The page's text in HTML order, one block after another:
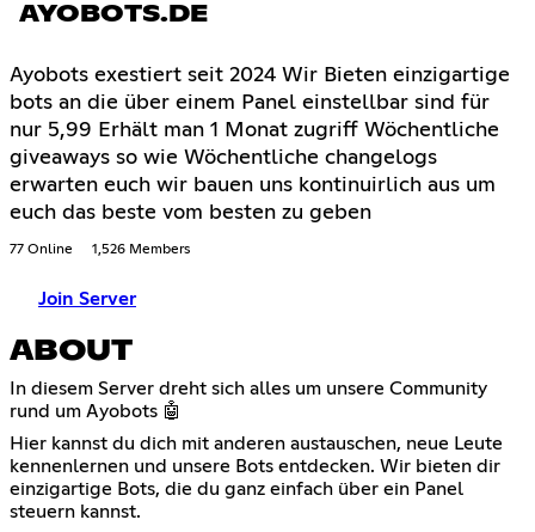
AYOBOTS.DE
Ayobots exestiert seit 2024 Wir Bieten einzigartige
bots an die über einem Panel einstellbar sind für
nur 5,99 Erhält man 1 Monat zugriff Wöchentliche
giveaways so wie Wöchentliche changelogs
erwarten euch wir bauen uns kontinuirlich aus um
euch das beste vom besten zu geben
77 Online 1,526 Members
Join Server
ABOUT
In diesem Server dreht sich alles um unsere Community
rund um Ayobots 🤖
Hier kannst du dich mit anderen austauschen, neue Leute
kennenlernen und unsere Bots entdecken. Wir bieten dir
einzigartige Bots, die du ganz einfach über ein Panel
steuern kannst.